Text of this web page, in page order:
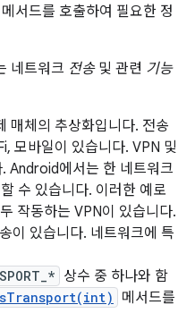
서드를 호출하여 필요한 정
네트워크 전송및 관련 기능
매체의 추상화입니다. 전송
모바일이 있습니다. VPN 및
Android에서는 한 네트워크
수 있습니다. 이러한 예로
작동하는 VPN이 있습니다.
이 있습니다. 네트워크에 특
상수 중 하나와 함
메서드를